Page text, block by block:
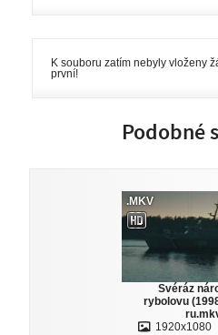
K souboru zatím nebyly vloženy
první!
Podobné
.MKV
Svéráz
rybolovu
1920x1080